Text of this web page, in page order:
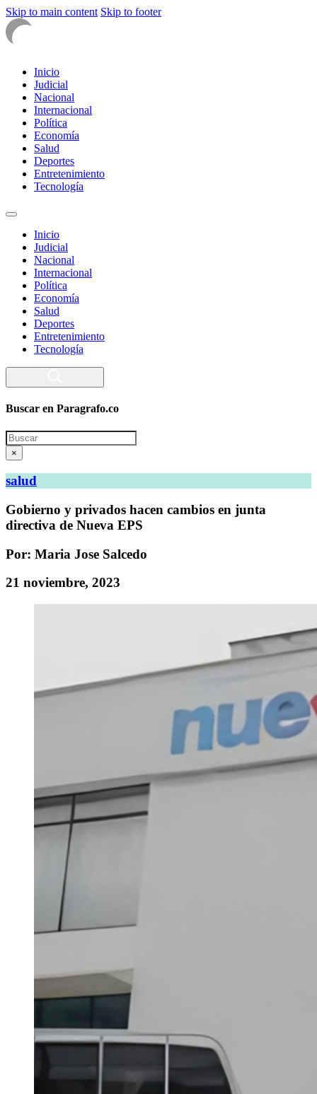
Skip to main content Skip to footer
Inicio
Judicial
Nacional
Internacional
Política
Economía
Salud
Deportes
Entretenimiento
Tecnología
Inicio
Judicial
Nacional
Internacional
Política
Economía
Salud
Deportes
Entretenimiento
Tecnología
Buscar en Paragrafo.co
Search
×
salud
Gobierno y privados hacen cambios en junta
directiva de Nueva EPS
Por: Maria Jose Salcedo
21 noviembre, 2023